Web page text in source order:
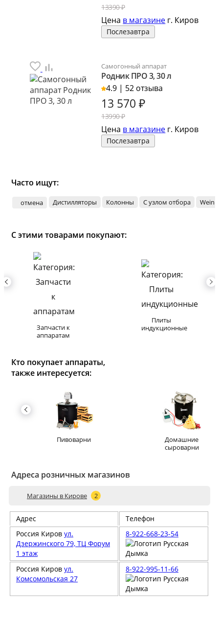
13390 ₽
Цена в магазине г. Киров
Послезавтра
Самогонный аппарат
Родник ПРО 3, 30 л
4.9 | 52 отзыва
13 570₽
13990 ₽
Цена в магазине г. Киров
Послезавтра
Часто ищут:
отмена Дистилляторы Колонны С узлом отбора Wein
С этими товарами покупают:
Запчасти к
аппаратам
Плиты
индукционные
Кто покупает аппараты,
также интересуется:
Пивоварни
Домашние
сыроварни
Адреса розничных магазинов
Магазины в Кирове 2
Адрес
Телефон
Россия Киров ул.
Дзержинского 79, ТЦ Форум
1 этаж
8-922-668-23-54
Россия Киров ул.
Комсомольская 27
8-922-995-11-66